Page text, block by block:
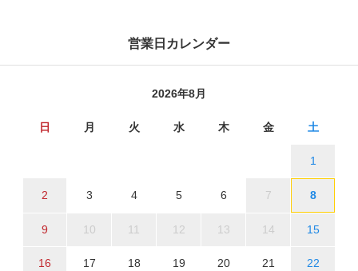
営業日カレンダー
2026年8月
日 月 火 水 木 金 土
1
2 3 4 5 6 7 8
9 10 11 12 13 14 15
16 17 18 19 20 21 22